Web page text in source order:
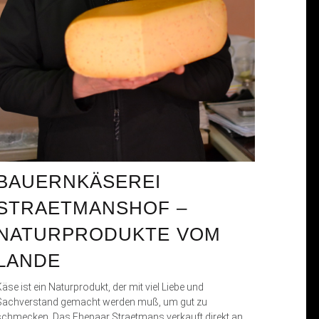
–
VOM
ist ein Naturprodukt, der mit viel Liebe und
gemacht werden muß, um gut zu